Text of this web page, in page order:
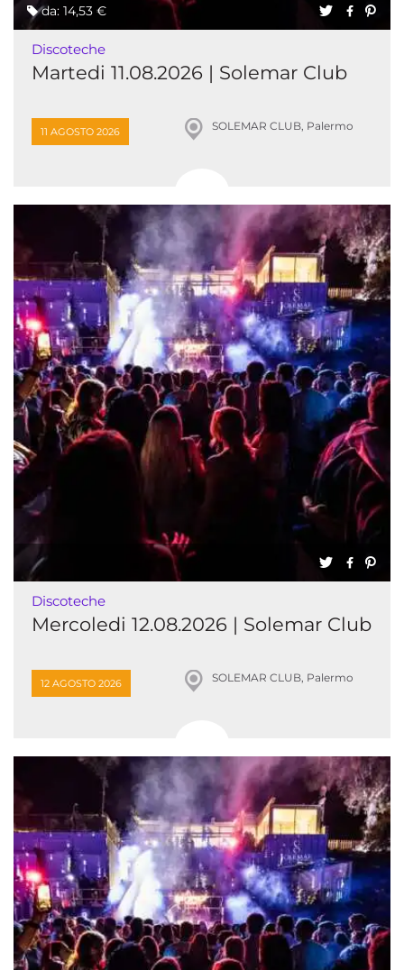
da: 14,53 €
Discoteche
Martedi 11.08.2026 | Solemar Club
11 AGOSTO 2026 SOLEMAR CLUB, Palermo
Discoteche
Mercoledi 12.08.2026 | Solemar Club
12 AGOSTO 2026 SOLEMAR CLUB, Palermo